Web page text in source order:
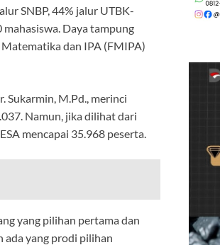
SNBP, 44% jalur UTBK-
Daya tampung
dan IPA (FMIPA)
Sukarmin, M.Pd., merinci
Namun, jika dilihat dari
mencapai 35.968 peserta.
yang pilihan pertama dan
ada yang prodi pilihan